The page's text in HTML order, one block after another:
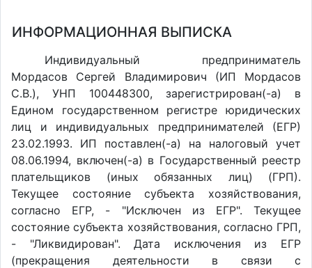
ИНФОРМАЦИОННАЯ ВЫПИСКА
Индивидуальный предприниматель
Мордасов Сергей Владимирович (ИП Мордасов
С.В.), УНП 100448300, зарегистрирован(-а) в
Едином государственном регистре юридических
лиц и индивидуальных предпринимателей (ЕГР)
23.02.1993. ИП поставлен(-a) на налоговый учет
08.06.1994, включен(-a) в Государственный реестр
плательщиков (иных обязанных лиц) (ГРП).
Текущее состояние субъекта хозяйствования,
согласно ЕГР, - "Исключен из ЕГР". Текущее
состояние субъекта хозяйствования, согласно ГРП,
- "Ликвидирован". Дата исключения из ЕГР
(прекращения деятельности в связи с